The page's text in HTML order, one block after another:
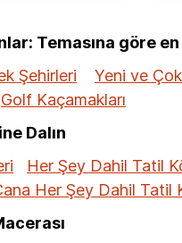
Temasına göre
Şehirleri Yeni ve
Golf Kaçamakları
Dalın
Her Şey Dahil Tatil
Her Şey Dahil Tatil